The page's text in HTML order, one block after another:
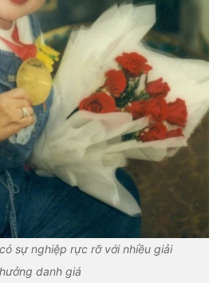
sự nghiệp rực rỡ với nhiều giải
danh giá